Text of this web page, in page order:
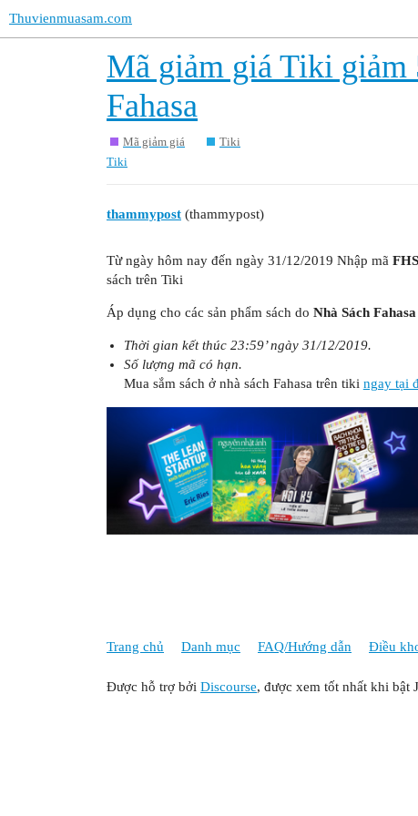
Thuvienmuasam.com
Mã giảm giá Tiki giảm
Fahasa
Mã giảm giá
Tiki
Tiki
thammypost (thammypost)
Từ ngày hôm nay đến ngày 31/12/2019 Nhập mã
sách trên Tiki
Áp dụng cho các sản phẩm sách do Nhà Sách Fahasa
Thời gian kết thúc 23:59’ ngày 31/12/2019.
Số lượng mã có hạn.
Mua sắm sách ở nhà sách Fahasa trên tiki ngay tại
Trang chủ Danh mục FAQ/Hướng dẫn Điều
Được hỗ trợ bởi Discourse, được xem tốt nhất khi bật